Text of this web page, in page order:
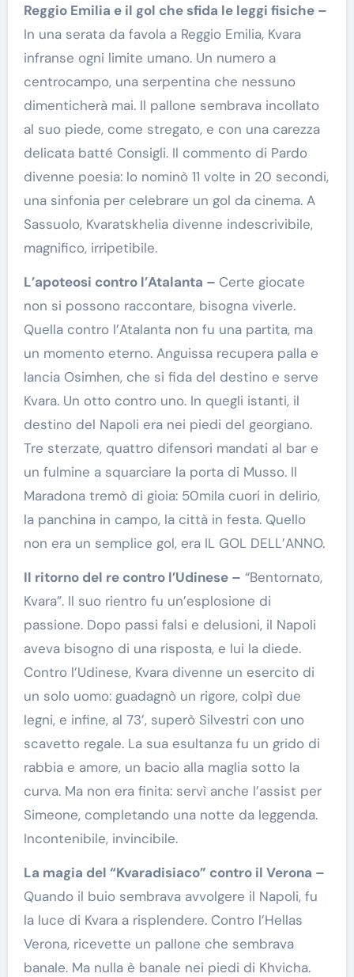
Reggio Emilia e il gol che sfida le leggi fisiche –
In una serata da favola a Reggio Emilia, Kvara
infranse ogni limite umano. Un numero a
centrocampo, una serpentina che nessuno
dimenticherà mai. Il pallone sembrava incollato
al suo piede, come stregato, e con una carezza
delicata batté Consigli. Il commento di Pardo
divenne poesia: lo nominò 11 volte in 20 secondi,
una sinfonia per celebrare un gol da cinema. A
Sassuolo, Kvaratskhelia divenne indescrivibile,
magnifico, irripetibile.
L’apoteosi contro l’Atalanta – Certe giocate
non si possono raccontare, bisogna viverle.
Quella contro l’Atalanta non fu una partita, ma
un momento eterno. Anguissa recupera palla e
lancia Osimhen, che si fida del destino e serve
Kvara. Un otto contro uno. In quegli istanti, il
destino del Napoli era nei piedi del georgiano.
Tre sterzate, quattro difensori mandati al bar e
un fulmine a squarciare la porta di Musso. Il
Maradona tremò di gioia: 50mila cuori in delirio,
la panchina in campo, la città in festa. Quello
non era un semplice gol, era IL GOL DELL’ANNO.
Il ritorno del re contro l’Udinese – “Bentornato,
Kvara”. Il suo rientro fu un’esplosione di
passione. Dopo passi falsi e delusioni, il Napoli
aveva bisogno di una risposta, e lui la diede.
Contro l’Udinese, Kvara divenne un esercito di
un solo uomo: guadagnò un rigore, colpì due
legni, e infine, al 73’, superò Silvestri con uno
scavetto regale. La sua esultanza fu un grido di
rabbia e amore, un bacio alla maglia sotto la
curva. Ma non era finita: servì anche l’assist per
Simeone, completando una notte da leggenda.
Incontenibile, invincibile.
La magia del “Kvaradisiaco” contro il Verona –
Quando il buio sembrava avvolgere il Napoli, fu
la luce di Kvara a risplendere. Contro l’Hellas
Verona, ricevette un pallone che sembrava
banale. Ma nulla è banale nei piedi di Khvicha.